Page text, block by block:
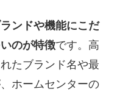
ンドや機能にこだ
のが特徴です。高
たブランド名や最
ホームセンターの